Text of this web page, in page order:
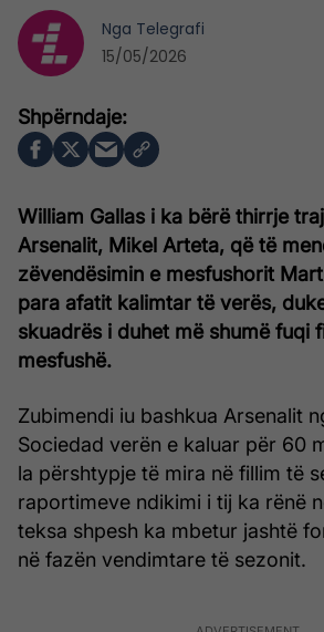
William Gallas i ka bërë thirrje
Arsenalit, Mikel Arteta, që të
zëvendësimin e mesfushorit
para afatit kalimtar të verës,
skuadrës i duhet më shumë fuqi
mesfushë.
Zubimendi iu bashkua Arsenalit
Sociedad verën e kaluar për 60
la përshtypje të mira në fillim të
raportimeve ndikimi i tij ka rënë
teksa shpesh ka mbetur jashtë
në fazën vendimtare të sezonit.
Nga Telegrafi
15/05/2026